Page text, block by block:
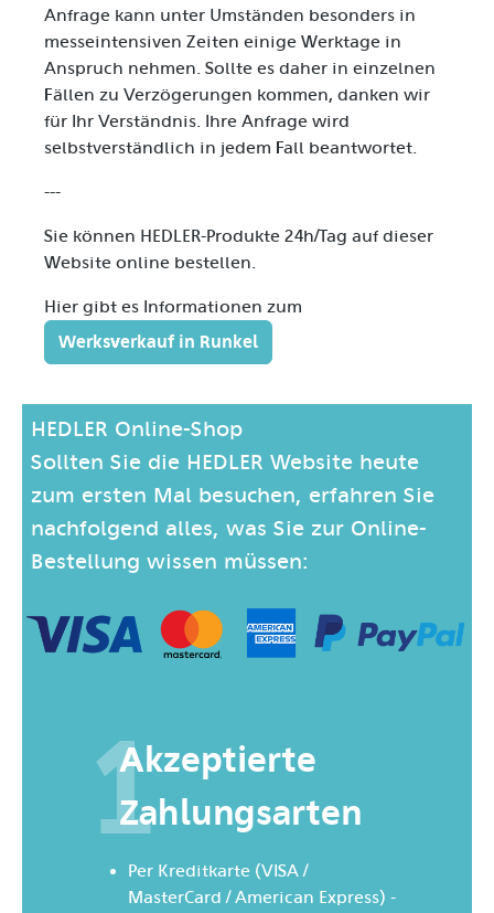
Anfrage kann unter Umständen besonders in
messeintensiven Zeiten einige Werktage in
Anspruch nehmen. Sollte es daher in einzelnen
Fällen zu Verzögerungen kommen, danken wir
für Ihr Verständnis. Ihre Anfrage wird
selbstverständlich in jedem Fall beantwortet.
---
Sie können HEDLER-Produkte 24h/Tag auf dieser
Website online bestellen.
Hier gibt es Informationen zum
Werksverkauf in Runkel
HEDLER Online-Shop
Sollten Sie die HEDLER Website heute
zum ersten Mal besuchen, erfahren Sie
nachfolgend alles, was Sie zur Online-
Bestellung wissen müssen:
1
Akzeptierte
Zahlungsarten
Per Kreditkarte (VISA /
MasterCard / American Express) -